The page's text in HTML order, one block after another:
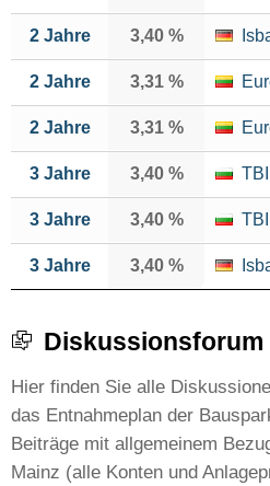
2 Jahre 3,40 %
2 Jahre 3,31 %
2 Jahre 3,31 %
3 Jahre 3,40 %
3 Jahre 3,40 %
3 Jahre 3,40 %
Diskussionsforum
Hier finden Sie alle
das Entnahmeplan der
Beiträge mit allgemeinem
Mainz (alle Konten und